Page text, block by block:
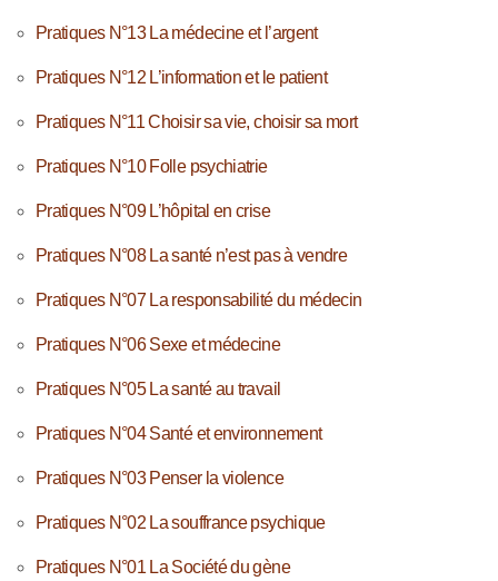
Pratiques N°13 La médecine et l’argent
Pratiques N°12 L’information et le patient
Pratiques N°11 Choisir sa vie, choisir sa mort
Pratiques N°10 Folle psychiatrie
Pratiques N°09 L’hôpital en crise
Pratiques N°08 La santé n’est pas à vendre
Pratiques N°07 La responsabilité du médecin
Pratiques N°06 Sexe et médecine
Pratiques N°05 La santé au travail
Pratiques N°04 Santé et environnement
Pratiques N°03 Penser la violence
Pratiques N°02 La souffrance psychique
Pratiques N°01 La Société du gène